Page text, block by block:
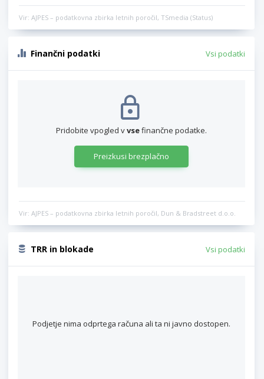
Vir: AJPES – podatkovna zbirka letnih poročil, TSmedia (Status)
Finančni podatki Vsi podatki
Pridobite vpogled vvsefinančne podatke.
Preizkusi brezplačno
Vir: AJPES – podatkovna zbirka letnih poročil, Dun & Bradstreet d.o.o.
TRR in blokade Vsi podatki
Podjetje nima odprtega računa ali ta ni javno dostopen.